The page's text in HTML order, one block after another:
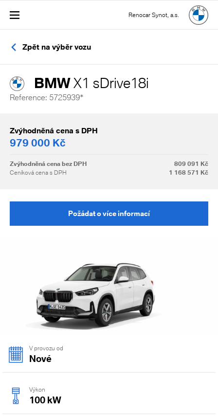
Renocar Synot, a.s.
Zpět na výběr vozu
BMWX1 sDrive18i
Reference: 5725939*
Zvýhodněná cena s DPH
979 000 Kč
Zvýhodněná cena bez DPH
809 091 Kč
Ceníková cena s DPH
1 168 571 Kč
Požádat o více informací
V provozu od
Nové
Výkon
100 kW